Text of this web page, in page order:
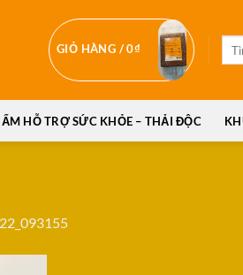
GIỎ HÀNG /0₫
HỖ TRỢ SỨC KHỎE – THẢI ĐỘC